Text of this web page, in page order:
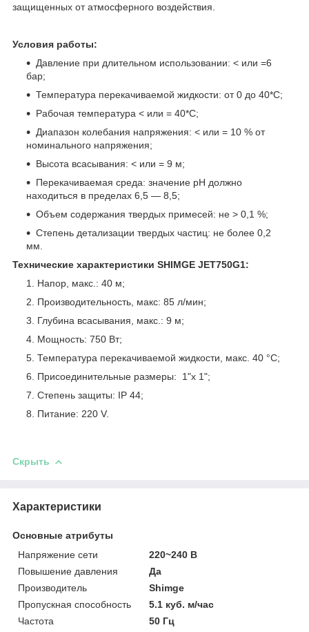
защищенных от атмосферного воздействия.
Условия работы:
Давление при длительном использовании: < или =6
бар;
Температура перекачиваемой жидкости: от 0 до 40*С;
Рабочая температура < или = 40*С;
Диапазон колебания напряжения: < или = 10 % от
номинального напряжения;
Высота всасывания: < или = 9 м;
Перекачиваемая среда: значение pH должно
находиться в пределах 6,5 ― 8,5;
Объем содержания твердых примесей: не > 0,1 %;
Степень детализации твердых частиц: не более 0,2
мм.
Технические характеристики SHIMGE JET750G1:
Напор, макс.: 40 м;
Производительность, макс: 85 л/мин;
Глубина всасывания, макс.: 9 м;
Мощность: 750 Вт;
Температура перекачиваемой жидкости, макс. 40 °C;
Присоединительные размеры: 1"x 1";
Степень защиты: IP 44;
Питание: 220 V.
Скрыть
Характеристики
Основные атрибуты
Напряжение сети
220~240 В
Повышение давления
Да
Производитель
Shimge
Пропускная способность
5.1 куб. м/час
Частота
50 Гц